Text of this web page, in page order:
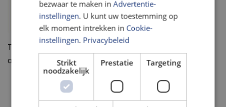
Te gebruikenlinkom het Meet Mee onderzoek in de
app te starten.
bezwaar te maken inAdvertentie-
instellingen. U kunt uw toestemming op
elk moment intrekken in Cookie-
instellingen. Privacybeleid
Strikt
noodzakelijk
Prestatie Targeting